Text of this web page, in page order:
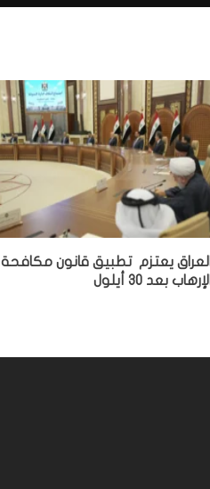
العراق يعتزم تطبيق قانون مكافحة
الإرهاب بعد 30 أيلول